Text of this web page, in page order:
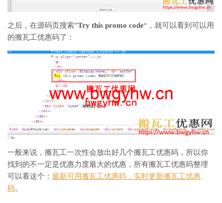
之后，在源码页搜索”Try this promo code“，就可以看到可以用
的搬瓦工优惠码了：
一般来说，搬瓦工一次性会放出好几个搬瓦工优惠码，所以你
找到的不一定是优惠力度最大的优惠，所有搬瓦工优惠码整理
可以看这个： 最新可用搬瓦工优惠码，实时更新搬瓦工优惠
码。